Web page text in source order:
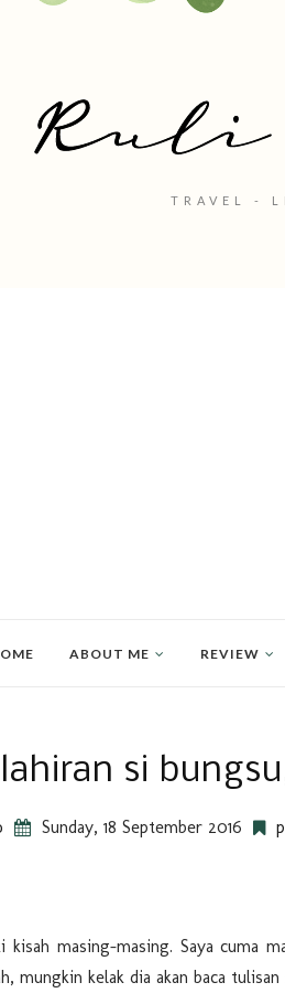
TRAVEL -
ABOUT ME REVIEW
si
Sunday, 18 September 2016
masing-masing. Saya cuma
mungkin kelak dia akan baca tulisan